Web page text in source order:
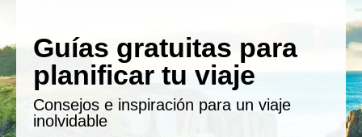
Guías gratuitas para
planificar tu viaje
Consejos e inspiración para un viaje
inolvidable